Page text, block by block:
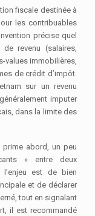
fiscale destinée à
les contribuables
précise quel
revenu (salaires,
values immobilières,
de crédit d’impôt.
sur un revenu
imputer
dans la limite des
abord, un peu
» entre deux
l’enjeu est de bien
et de déclarer
tout en signalant
il est recommandé